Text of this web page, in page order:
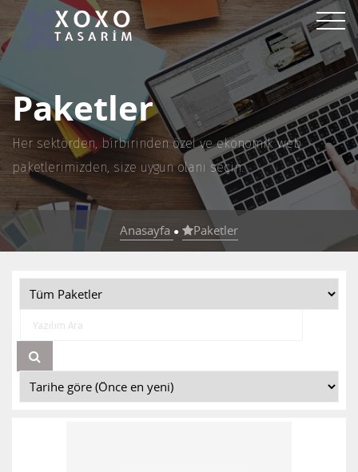
Paketler
Her sektörden, birbirinden özel ve ekonomik web
paketlerimizden, size uygun olanı seçin.
Anasayfa ● Paketler